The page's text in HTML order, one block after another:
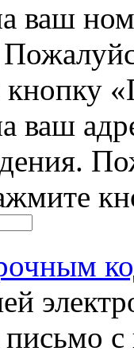
ваш
ваш
с